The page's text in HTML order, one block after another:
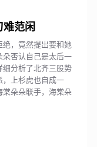
范闲
，竟然提出要和她
否认自己是太后一
细分析了北齐三股势
，上杉虎也自成一
朵朵联手，海棠朵